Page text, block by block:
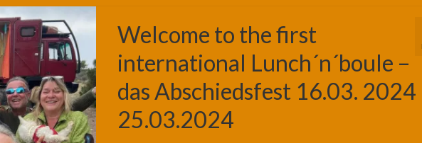
Welcome to the first
international Lunch´n´boule –
das Abschiedsfest 16.03. 2024
25.03.2024